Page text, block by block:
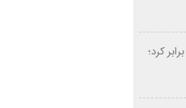
منوی چای مخصوص را ۳ برابر کرد؛